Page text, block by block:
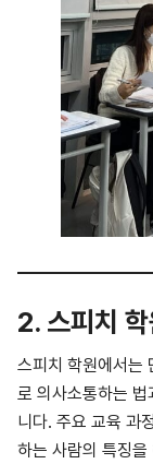
2. 스피치
스피치 학원에서는
로 의사소통하는
니다. 주요 교육 과
하는 사람의 특징